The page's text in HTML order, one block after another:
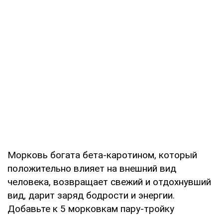
Морковь богата бета-каротином, который
положительно влияет на внешний вид
человека, возвращает свежий и отдохнувший
вид, дарит заряд бодрости и энергии.
Добавьте к 5 морковкам пару-тройку